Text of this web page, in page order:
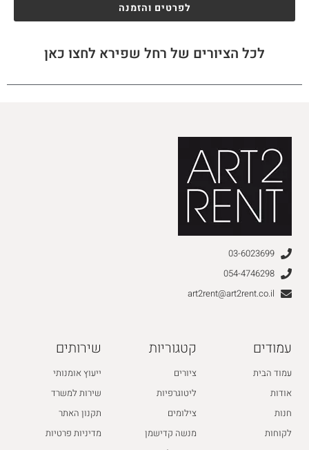
לפרטים והזמנה
לכל הציורים של רחל שפירא לחצו כאן
03-6023699
054-4746298
art2rent@art2rent.co.il
עמודים
עמוד הבית
אודות
חנות
לקוחות
קטגוריות
ציורים
ליטוגרפיות
צילומים
מנשה קדישמן
שירותים
ייעוץ אומנותי
שירות למשרד
תקנון האתר
מדיניות פרטיות